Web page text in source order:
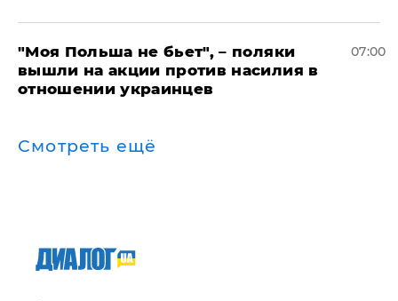
"Моя Польша не бьет", – поляки
вышли на акции против насилия в
отношении украинцев
07:00
Смотреть ещё